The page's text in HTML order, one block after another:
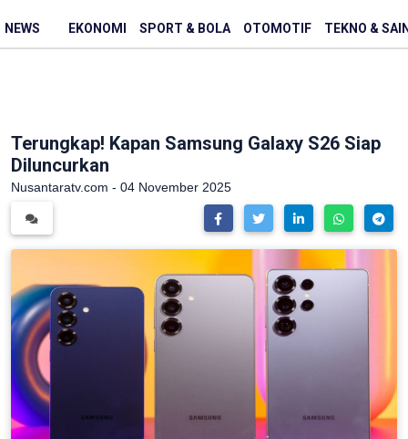
NEWS EKONOMI SPORT & BOLA OTOMOTIF TEKNO &
Terungkap! Kapan Samsung Galaxy S26 Siap
Diluncurkan
Nusantaratv.com - 04 November 2025